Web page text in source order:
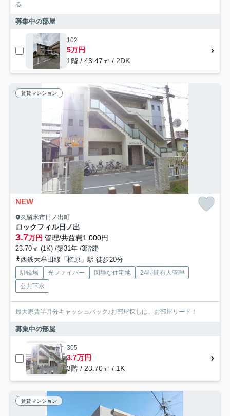
る
募集中の部屋
102
5万円
1階 / 43.47㎡ / 2DK
賃貸マンション
NEW
久留米市日ノ出町
ロックフィル日ノ出
3.7万円 管理/共益費1,000円
23.70㎡ (1K) /築31年 /3階建
西鉄大牟田線「櫛原」駅 徒歩20分
駐輪場 光ファイバー 閑静な住宅地
24時間有人管理
公共下水
最大家賃半月分キャッシュバック♪お部屋探しは、お部屋リード！
募集中の部屋
305
3.7万円
3階 / 23.70㎡ / 1K
賃貸マンション